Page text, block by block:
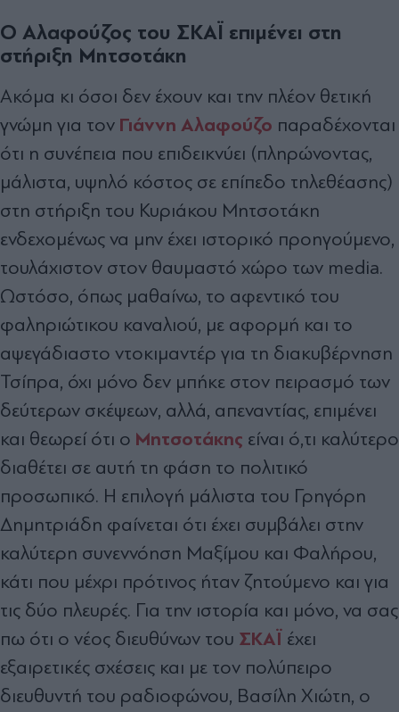
Ο Αλαφούζος του ΣΚΑΪ επιµένει στη
στήριξη Μητσοτάκη
Ακόµα κι όσοι δεν έχουν και την πλέον θετική
γνώµη για τον Γιάννη Αλαφούζο παραδέχονται
ότι η συνέπεια που επιδεικνύει (πληρώνοντας,
µάλιστα, υψηλό κόστος σε επίπεδο τηλεθέασης)
στη στήριξη του Κυριάκου Μητσοτάκη
ενδεχοµένως να µην έχει ιστορικό προηγούµενο,
τουλάχιστον στον θαυµαστό χώρο των media.
Ωστόσο, όπως µαθαίνω, το αφεντικό του
φαληριώτικου καναλιού, µε αφορµή και το
αψεγάδιαστο ντοκιµαντέρ για τη διακυβέρνηση
Τσίπρα, όχι µόνο δεν µπήκε στον πειρασµό των
δεύτερων σκέψεων, αλλά, απεναντίας, επιµένει
και θεωρεί ότι ο Μητσοτάκης είναι ό,τι καλύτερο
διαθέτει σε αυτή τη φάση το πολιτικό
προσωπικό. Η επιλογή µάλιστα του Γρηγόρη
∆ηµητριάδη φαίνεται ότι έχει συµβάλει στην
καλύτερη συνεννόηση Μαξίµου και Φαλήρου,
κάτι που µέχρι πρότινος ήταν ζητούµενο και για
τις δύο πλευρές. Για την ιστορία και µόνο, να σας
πω ότι ο νέος διευθύνων του ΣΚΑΪ έχει
εξαιρετικές σχέσεις και µε τον πολύπειρο
διευθυντή του ραδιοφώνου, Βασίλη Χιώτη, ο